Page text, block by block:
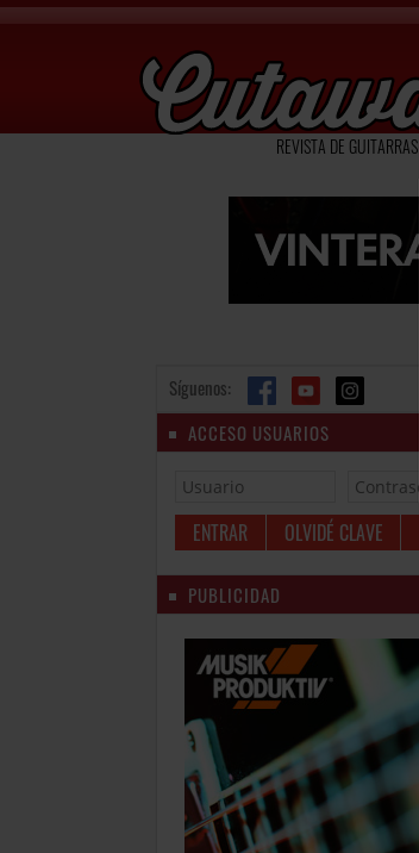
REVISTA DE GUITARRAS
Síguenos:
ACCESO USUARIOS
OLVIDÉ CLAVE
PUBLICIDAD